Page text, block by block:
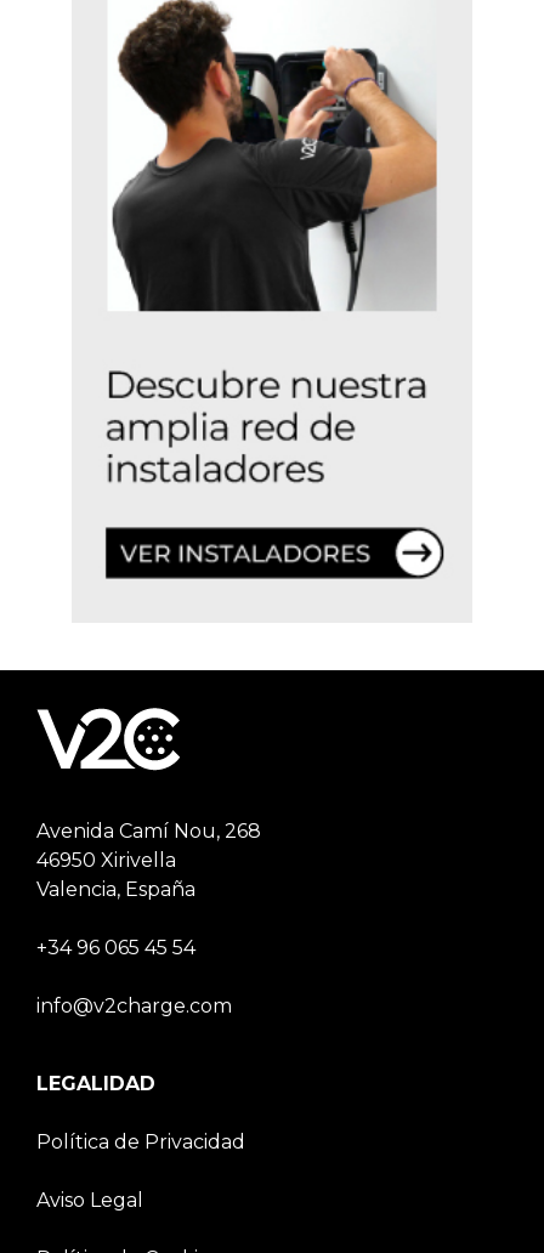
Avenida Camí Nou, 268
46950 Xirivella
Valencia, España
+34 96 065 45 54
info@v2charge.com
LEGALIDAD
Política de Privacidad
Aviso Legal